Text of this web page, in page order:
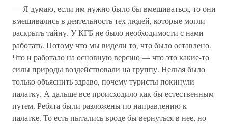
— Я думаю, если им нужно было бы вмешиваться, то они
вмешивались в деятельность тех людей, которые могли
раскрыть тайну. У КГБ не было необходимости с нами
работать. Потому что мы видели то, что было оставлено.
Что и работало на основную версию — что это какие-то
силы природы воздействовали на группу. Нельзя было
только объяснить здраво, почему туристы покинули
палатку. А дальше все происходило как бы естественным
путем. Ребята были разложены по направлению к
палатке. То есть пытались вроде бы вернуться в нее, но